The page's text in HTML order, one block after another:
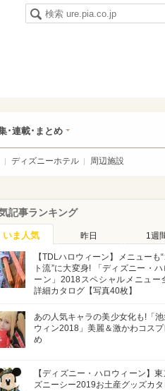
･連載･まとめ
ディズニーホテル 周辺施設
記事ランキング
いま人気 昨日 1週
【TDLハロウィーン】メニューも
ト流”に大変身! 「ディズニー・ハ
ーン」2018スペシャルメニュー
詳細カタログ【写真40枚】
あの人気キャラの美少女化も!「池
ウィン2018」美麗＆激かわコスプ
め
【ディズニー・ハロウィーン】東
ズニーシー2019お土産グッズカ